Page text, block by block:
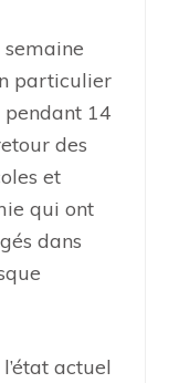
particulier
14
des
et
qui ont
dans
actuel